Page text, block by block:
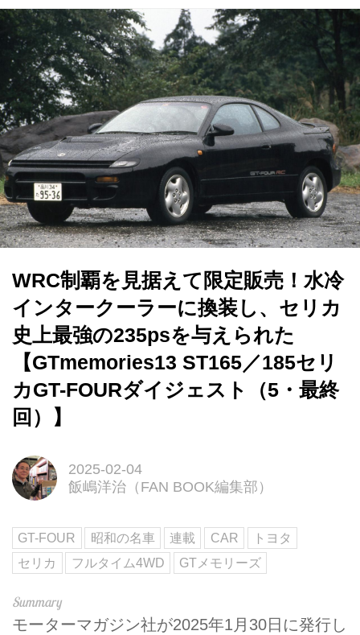
WRC制覇を見据えて限定販売！水冷
インタークーラーに換装し、セリカ
史上最強の235psを与えられた
【GTmemories13 ST165／185セリ
カGT-FOURダイジェスト（5・最終
回）】
2025-02-04
飯嶋洋治（FAN BOOK編集部）
GT-FOUR 昭和の名車 連載 CAR
トヨタ
セリカ
フルタイム4WD GTメモリーズ
モーターマガジン社が2025年1月30日に発行し